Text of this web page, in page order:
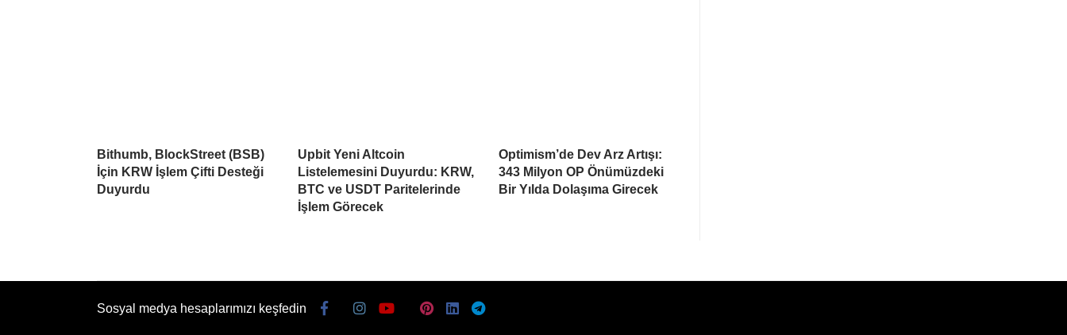
Bithumb, BlockStreet (BSB)
İçin KRW İşlem Çifti Desteği
Duyurdu
Upbit Yeni Altcoin
Listelemesini Duyurdu: KRW,
BTC ve USDT Paritelerinde
İşlem Görecek
Optimism’de Dev Arz Artışı:
343 Milyon OP Önümüzdeki
Bir Yılda Dolaşıma Girecek
Sosyal medya hesaplarımızı keşfedin